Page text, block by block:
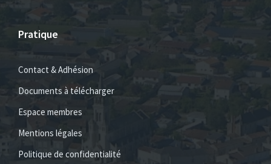
Pratique
Contact & Adhésion
Documents à télécharger
Espace membres
Mentions légales
Politique de confidentialité